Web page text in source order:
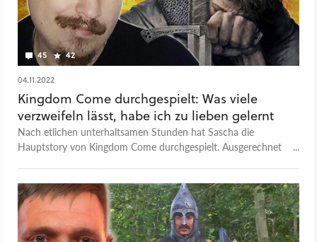
45 42
04.11.2022
Kingdom Come durchgespielt: Was viele
verzweifeln lässt, habe ich zu lieben gelernt
Nach etlichen unterhaltsamen Stunden hat Sascha die
Hauptstory von Kingdom Come durchgespielt. Ausgerechnet